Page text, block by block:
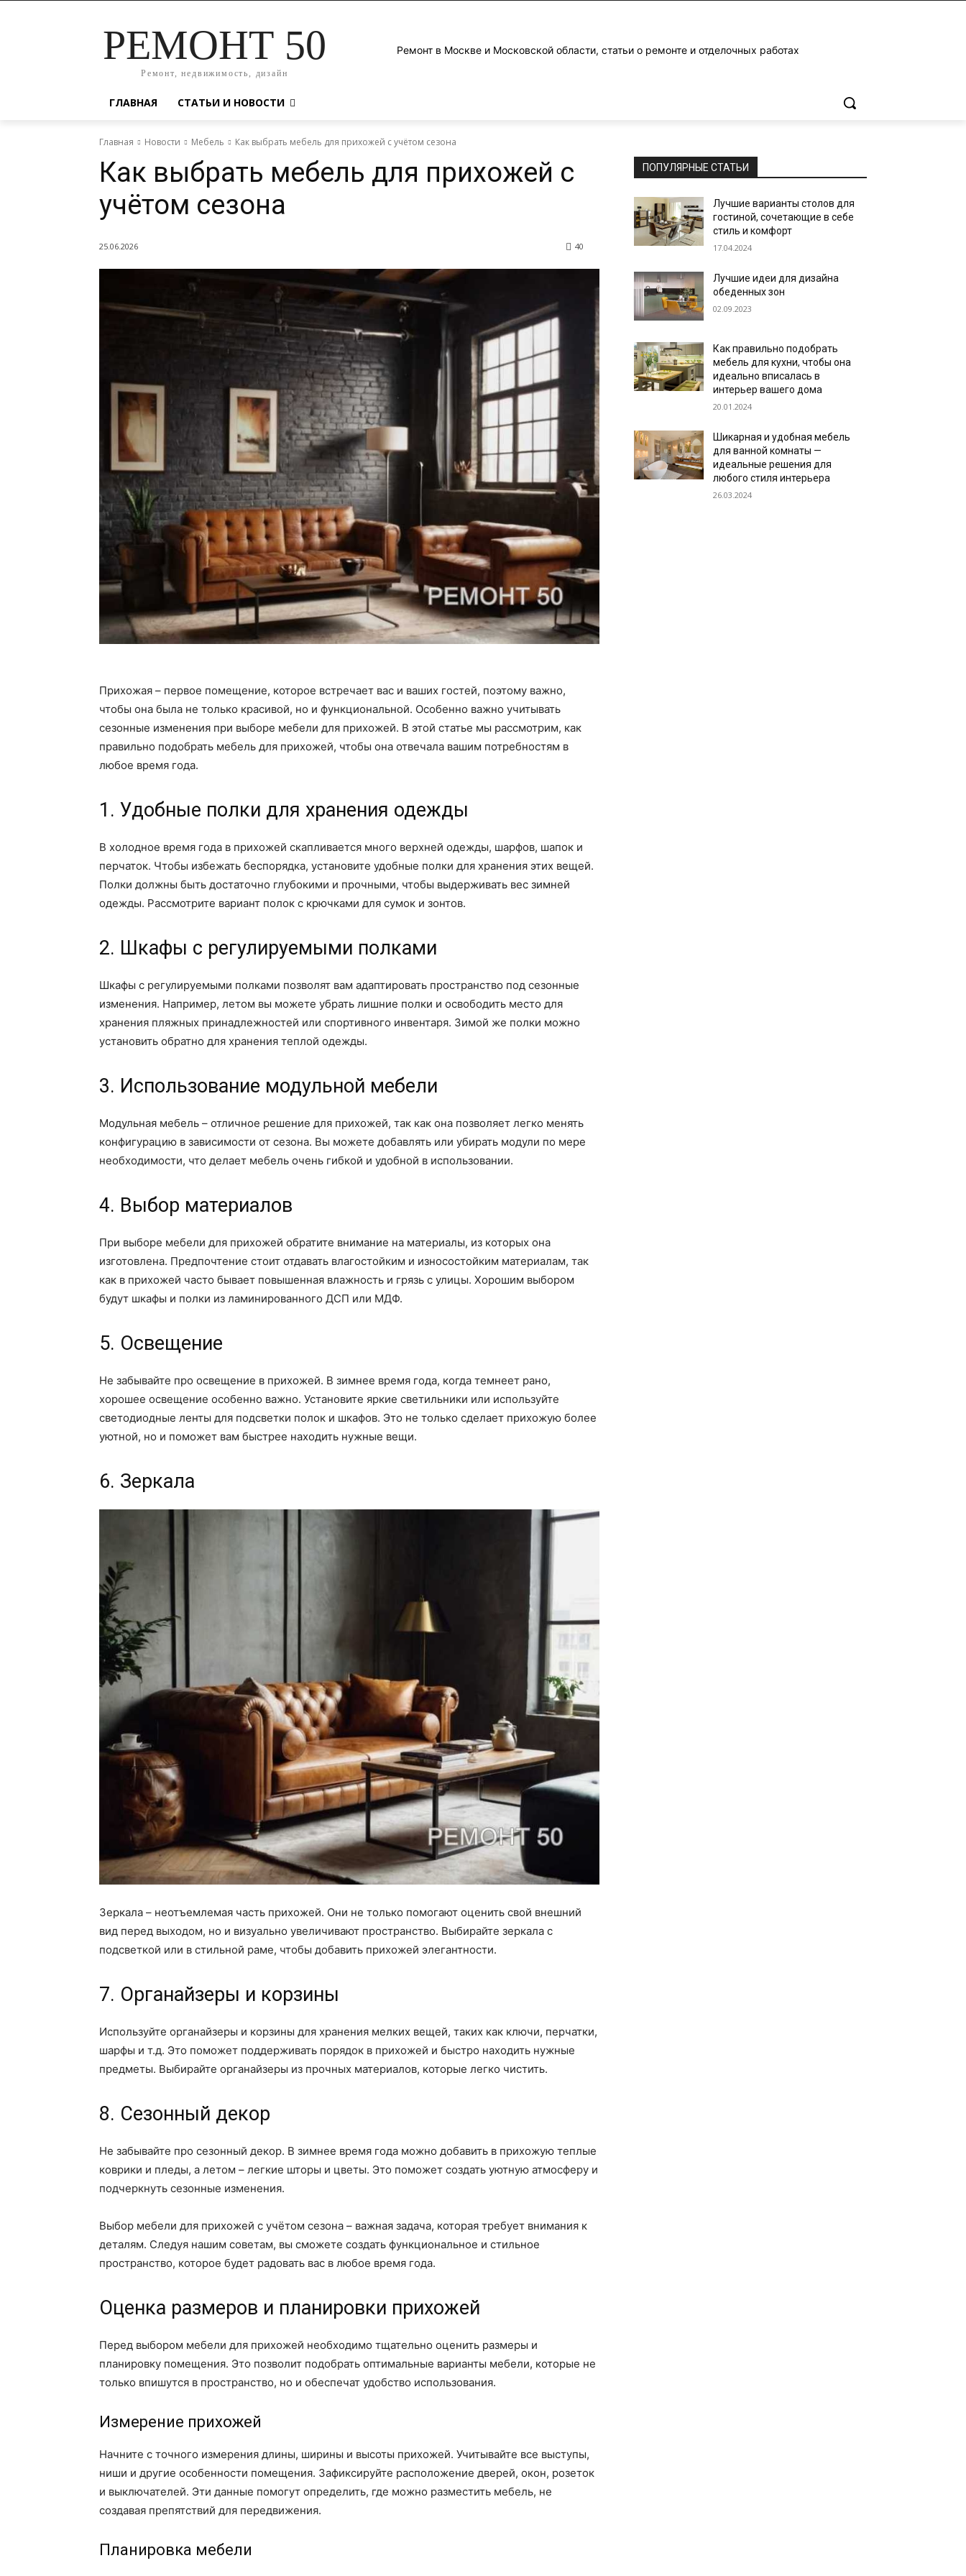
РЕМОНТ 50
Ремонт, недвижимость, дизайн
Ремонт в Москве и Московской области, статьи о ремонте и отделочных работах
ГЛАВНАЯ СТАТЬИ И НОВОСТИ
Главная Новости Мебель Как выбрать мебель для прихожей с учётом сезона
Как выбрать мебель для прихожей с
учётом сезона
25.06.2026 40
Прихожая – первое помещение, которое встречает вас и ваших гостей, поэтому важно,
чтобы она была не только красивой, но и функциональной. Особенно важно учитывать
сезонные изменения при выборе мебели для прихожей. В этой статье мы рассмотрим, как
правильно подобрать мебель для прихожей, чтобы она отвечала вашим потребностям в
любое время года.
1. Удобные полки для хранения одежды
В холодное время года в прихожей скапливается много верхней одежды, шарфов, шапок и
перчаток. Чтобы избежать беспорядка, установите удобные полки для хранения этих вещей.
Полки должны быть достаточно глубокими и прочными, чтобы выдерживать вес зимней
одежды. Рассмотрите вариант полок с крючками для сумок и зонтов.
2. Шкафы с регулируемыми полками
Шкафы с регулируемыми полками позволят вам адаптировать пространство под сезонные
изменения. Например, летом вы можете убрать лишние полки и освободить место для
хранения пляжных принадлежностей или спортивного инвентаря. Зимой же полки можно
установить обратно для хранения теплой одежды.
3. Использование модульной мебели
Модульная мебель – отличное решение для прихожей, так как она позволяет легко менять
конфигурацию в зависимости от сезона. Вы можете добавлять или убирать модули по мере
необходимости, что делает мебель очень гибкой и удобной в использовании.
4. Выбор материалов
При выборе мебели для прихожей обратите внимание на материалы, из которых она
изготовлена. Предпочтение стоит отдавать влагостойким и износостойким материалам, так
как в прихожей часто бывает повышенная влажность и грязь с улицы. Хорошим выбором
будут шкафы и полки из ламинированного ДСП или МДФ.
5. Освещение
Не забывайте про освещение в прихожей. В зимнее время года, когда темнеет рано,
хорошее освещение особенно важно. Установите яркие светильники или используйте
светодиодные ленты для подсветки полок и шкафов. Это не только сделает прихожую более
уютной, но и поможет вам быстрее находить нужные вещи.
6. Зеркала
Зеркала – неотъемлемая часть прихожей. Они не только помогают оценить свой внешний
вид перед выходом, но и визуально увеличивают пространство. Выбирайте зеркала с
подсветкой или в стильной раме, чтобы добавить прихожей элегантности.
7. Органайзеры и корзины
Используйте органайзеры и корзины для хранения мелких вещей, таких как ключи, перчатки,
шарфы и т.д. Это поможет поддерживать порядок в прихожей и быстро находить нужные
предметы. Выбирайте органайзеры из прочных материалов, которые легко чистить.
8. Сезонный декор
Не забывайте про сезонный декор. В зимнее время года можно добавить в прихожую теплые
коврики и пледы, а летом – легкие шторы и цветы. Это поможет создать уютную атмосферу и
подчеркнуть сезонные изменения.
Выбор мебели для прихожей с учётом сезона – важная задача, которая требует внимания к
деталям. Следуя нашим советам, вы сможете создать функциональное и стильное
пространство, которое будет радовать вас в любое время года.
Оценка размеров и планировки прихожей
Перед выбором мебели для прихожей необходимо тщательно оценить размеры и
планировку помещения. Это позволит подобрать оптимальные варианты мебели, которые не
только впишутся в пространство, но и обеспечат удобство использования.
Измерение прихожей
Начните с точного измерения длины, ширины и высоты прихожей. Учитывайте все выступы,
ниши и другие особенности помещения. Зафиксируйте расположение дверей, окон, розеток
и выключателей. Эти данные помогут определить, где можно разместить мебель, не
создавая препятствий для передвижения.
Планировка мебели
ПОПУЛЯРНЫЕ СТАТЬИ
Лучшие варианты столов для
гостиной, сочетающие в себе
стиль и комфорт
17.04.2024
Лучшие идеи для дизайна
обеденных зон
02.09.2023
Как правильно подобрать
мебель для кухни, чтобы она
идеально вписалась в
интерьер вашего дома
20.01.2024
Шикарная и удобная мебель
для ванной комнаты —
идеальные решения для
любого стиля интерьера
26.03.2024